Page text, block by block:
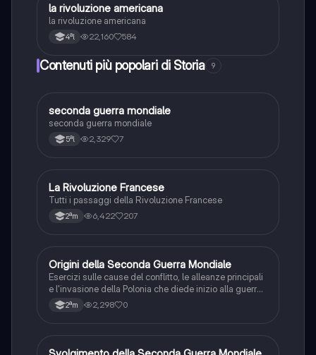
Storia
la rivoluzione americana
la rivoluzione americana
4ªl 22,160 584
Contenuti più popolari di Storia 9
SStoria
seconda guerra mondiale
seconda guerra mondiale
5ªl 2,329 7
Storia
La Rivoluzione Francese
Tutti i passaggi della Rivoluzione Francese
2ªm 6,422 207
OStoria
Origini della Seconda Guerra Mondiale
Esercizi sulle cause del conflitto, le alleanze principali
e l'invasione della Polonia che diede inizio alla guerra
mondiale.
2ªm 2,298 0
Storia